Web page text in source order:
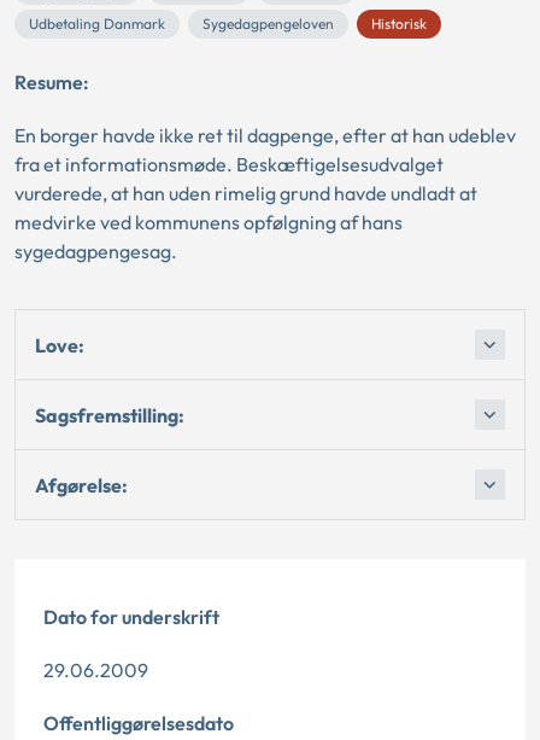
Udbetaling Danmark
Sygedagpengeloven Historisk
Resume:
En borger havde ikke ret til dagpenge, efter at han udeblev
fra et informationsmøde. Beskæftigelsesudvalget
vurderede, at han uden rimelig grund havde undladt at
medvirke ved kommunens opfølgning af hans
sygedagpengesag.
Love:
Sagsfremstilling:
Afgørelse:
Dato for underskrift
29.06.2009
Offentliggørelsesdato